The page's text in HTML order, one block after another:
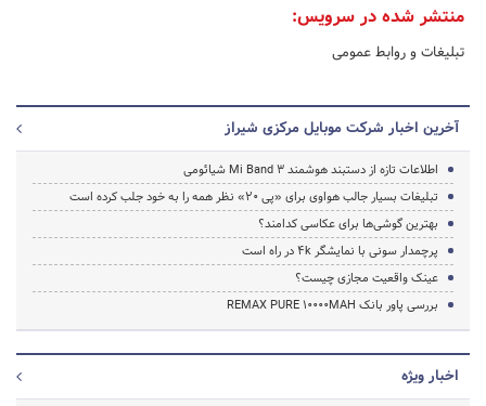
منتشر شده در سرویس:
تبلیغات و روابط عمومی
آخرین اخبار شرکت موبایل مرکزی شیراز
اطلاعات تازه از دستبند هوشمند Mi Band 3 شیائومی
تبلیغات بسیار جالب هواوی برای «پی 20» نظر همه را به خود جلب کرده است
بهترین گوشی‌ها برای عکاسی کدامند؟
پرچمدار سونی با نمایشگر 4k در راه است
عینک واقعیت مجازی چیست؟
بررسی پاور بانک REMAX PURE 10000MAH
اخبار ویژه